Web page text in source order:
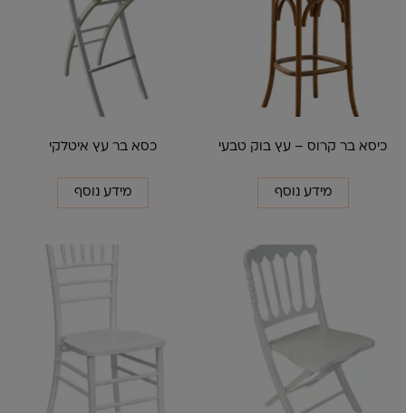
כיסא בר קרוס – עץ בוק טבעי
מידע נוסף
כסא בר עץ איטלקי
מידע נוסף